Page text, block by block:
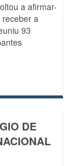
a afirmar-
receber a
93
DE